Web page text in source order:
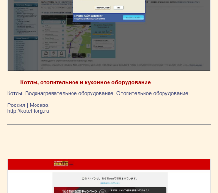
Котлы, отопительное и кухонное оборудование
Котлы. Водонагревательное оборудование. Отопительное оборудование.
Россия
Москва
http://kotel-torg.ru